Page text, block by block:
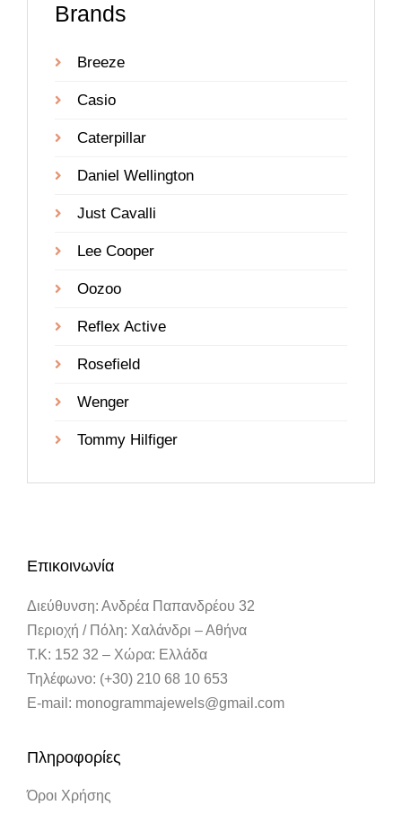
Brands
Breeze
Casio
Caterpillar
Daniel Wellington
Just Cavalli
Lee Cooper
Oozoo
Reflex Active
Rosefield
Wenger
Tommy Hilfiger
Επικοινωνία
Διεύθυνση: Ανδρέα Παπανδρέου 32
Περιοχή / Πόλη: Χαλάνδρι – Αθήνα
Τ.Κ: 152 32 – Χώρα: Ελλάδα
Τηλέφωνο: (+30) 210 68 10 653
E-mail: monogrammajewels@gmail.com
Πληροφορίες
Όροι Χρήσης